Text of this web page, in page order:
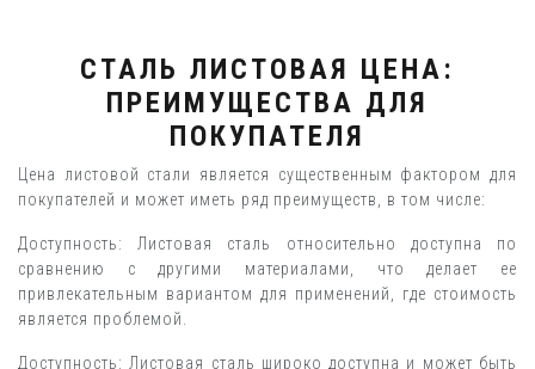
СТАЛЬ ЛИСТОВАЯ ЦЕНА:
ПРЕИМУЩЕСТВА ДЛЯ
ПОКУПАТЕЛЯ
Цена листовой стали является существенным фактором для
покупателей и может иметь ряд преимуществ, в том числе:
Доступность: Листовая сталь относительно доступна по
сравнению с другими материалами, что делает ее
привлекательным вариантом для применений, где стоимость
является проблемой.
Доступность: Листовая сталь широко доступна и может быть